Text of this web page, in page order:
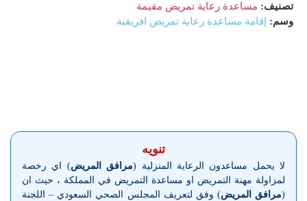
تصنيف: مساعدة رعاية تمريض مقيمة
وسم:
إقامة مساعدة رعاية تمريض افريقية
تنويه
لا يحمل مساعدون الرعاية المنزلية (مرافق المريض) اي رخصة
لمزاولة مهنة التمريض او مساعدة التمريض في المملكة ، حيث ان
(مرافق المريض) وفق لتعريف المجلس الصحي السعودي – اللجنة